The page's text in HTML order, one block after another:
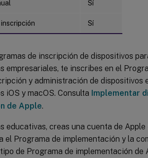
Sí
Sí
de inscripción de dispositivos
empresariales, te inscribes en el
y administración de dispositivos
iOS y macOS. Consulta Implementar
de Apple.
educativas, creas una cuenta de
el Programa de implementación y la
de Programa de implementación de